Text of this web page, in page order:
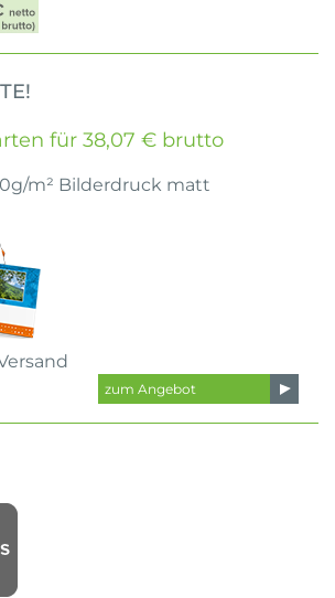
für 38,07 € brutto
m² Bilderdruck matt
zum Angebot